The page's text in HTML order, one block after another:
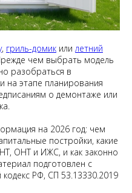
, гриль-домик илилетний
чем выбрать модель
разобраться в
на этапе планирования
о демонтаже или
на 2026 год: чем
постройки, какие
ОНТ и ИЖС, и как законно
подготовлен с
РФ, СП 53.13330.2019